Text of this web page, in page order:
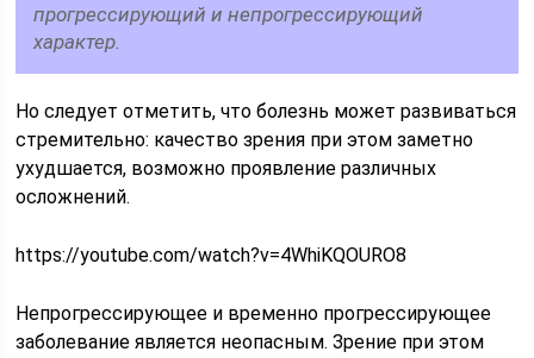
прогрессирующий и непрогрессирующий
характер.
Но следует отметить, что болезнь может развиваться
стремительно: качество зрения при этом заметно
ухудшается, возможно проявление различных
осложнений.
https://youtube.com/watch?v=4WhiKQOURO8
Непрогрессирующее и временно прогрессирующее
заболевание является неопасным. Зрение при этом